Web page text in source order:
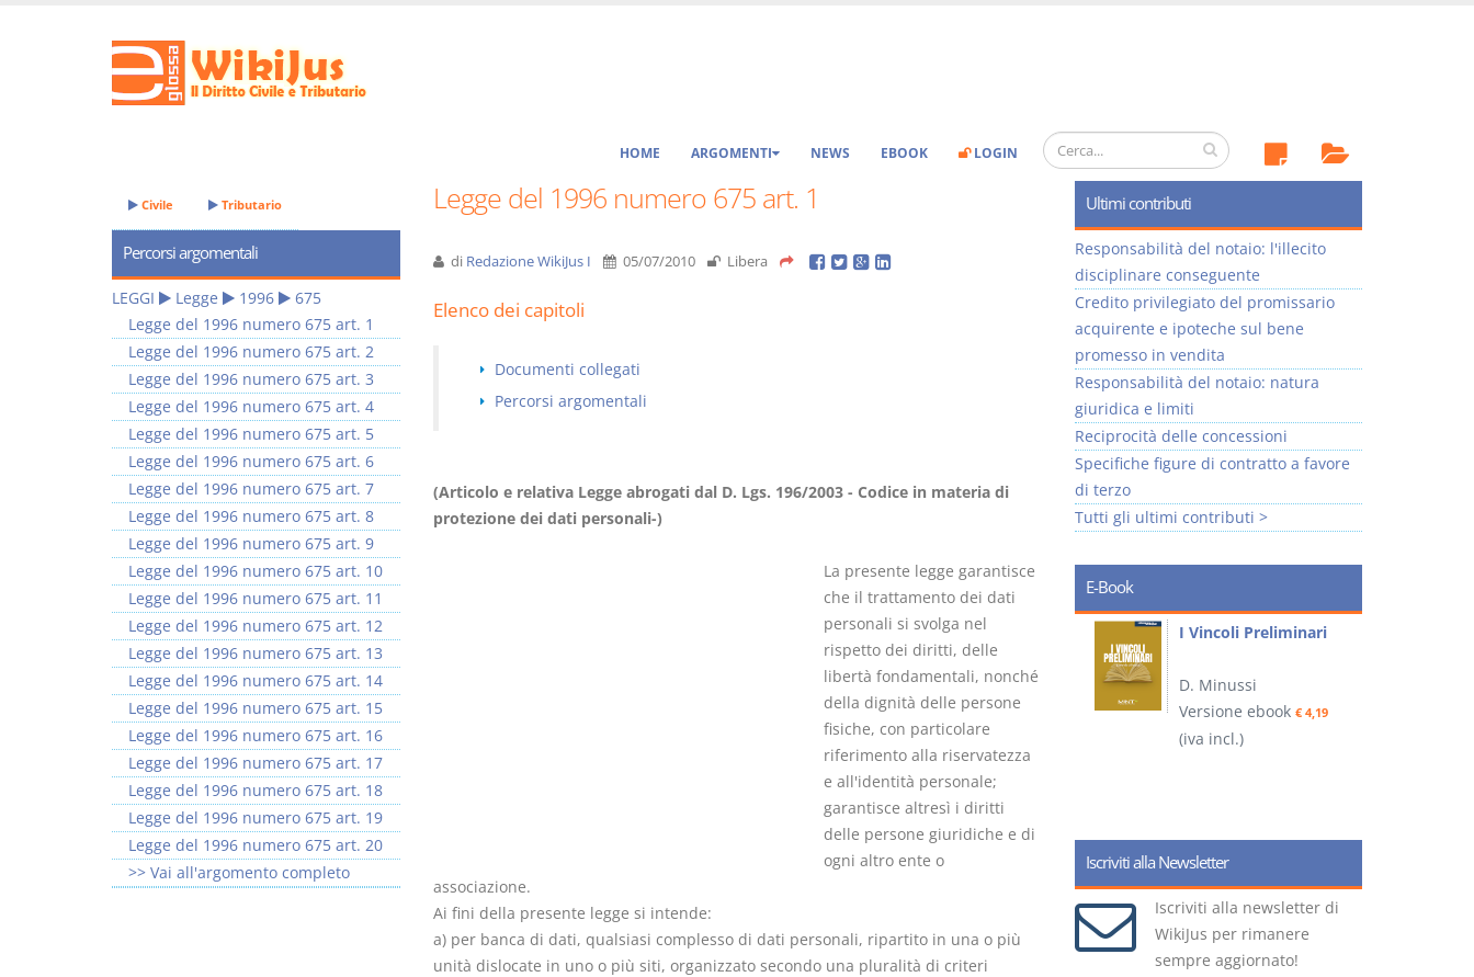
HOME ARGOMENTI NEWS EBOOK LOGIN
Legge del 1996 numero 675 art. 1
di Redazione WikiJus I 05/07/2010 Libera
Elenco dei capitoli
Documenti collegati
Percorsi argomentali
(Articolo e relativa Legge abrogati dal D. Lgs. 196/2003 - Codice in materia di
protezione dei dati personali-)
La presente legge garantisce
che il trattamento dei dati
personali si svolga nel
rispetto dei diritti, delle
libertà fondamentali, nonché
della dignità delle persone
fisiche, con particolare
riferimento alla riservatezza
e all'identità personale;
garantisce altresì i diritti
delle persone giuridiche e di
ogni altro ente o
associazione.
Ai fini della presente legge si intende:
a) per banca di dati, qualsiasi complesso di dati personali, ripartito in una o più
unità dislocate in uno o più siti, organizzato secondo una pluralità di criteri
Civile Tributario
Percorsi argomentali
LEGGI Legge 1996
675
Legge del 1996 numero 675 art. 1
Legge del 1996 numero 675 art. 2
Legge del 1996 numero 675 art. 3
Legge del 1996 numero 675 art. 4
Legge del 1996 numero 675 art. 5
Legge del 1996 numero 675 art. 6
Legge del 1996 numero 675 art. 7
Legge del 1996 numero 675 art. 8
Legge del 1996 numero 675 art. 9
Legge del 1996 numero 675 art. 10
Legge del 1996 numero 675 art. 11
Legge del 1996 numero 675 art. 12
Legge del 1996 numero 675 art. 13
Legge del 1996 numero 675 art. 14
Legge del 1996 numero 675 art. 15
Legge del 1996 numero 675 art. 16
Legge del 1996 numero 675 art. 17
Legge del 1996 numero 675 art. 18
Legge del 1996 numero 675 art. 19
Legge del 1996 numero 675 art. 20
>> Vai all'argomento completo
Ultimi contributi
Responsabilità del notaio: l'illecito
disciplinare conseguente
Credito privilegiato del promissario
acquirente e ipoteche sul bene
promesso in vendita
Responsabilità del notaio: natura
giuridica e limiti
Reciprocità delle concessioni
Specifiche figure di contratto a favore
di terzo
Tutti gli ultimi contributi >
E-Book
relazione giuridica
Versione ebook€ 5,99
I Singoli Contratti
D. Minussi
Versione ebook
(iva incl.)
Le Società di
Persone
D. Minussi
Versione ebook
(iva incl.)
I Vincoli Preliminari
D. Minussi
Versione ebook € 4,19
(iva incl.)
Iscriviti alla Newsletter
Iscriviti alla newsletter di
WikiJus per rimanere
sempre aggiornato!